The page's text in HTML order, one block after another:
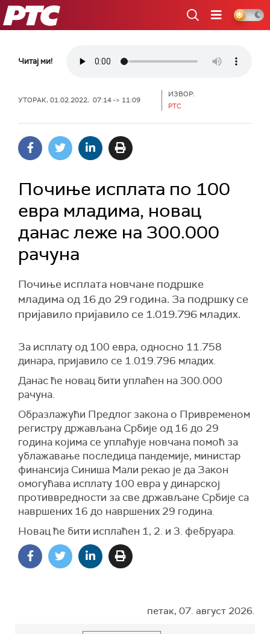
РТС
Читај ми!
УТОРАК, 01.02.2022, 07:14 -> 11:09
ИЗВОР:
РТС
Почиње исплата по 100
евра младима, новац
данас леже на 300.000
рачуна
Почиње исплата новчане подршке
младима од 16 до 29 година. За подршку се
пријавило пријавило се 1.019.796 младих.
За исплату од 100 евра, односно 11.758
динара, пријавило се 1.019.796 младих.
Данас ће новац бити уплаћен на 300.000
рачуна.
Образлажући Предлог закона о Привременом
регистру држављана Србије од 16 до 29
година којима се уплаћује новчана помоћ за
ублажавање последица пандемије, министар
финансија Синиша Мали рекао је да Закон
омогућава исплату 100 евра у динарској
противвредности за све држављане Србије са
навршених 16 до навршених 29 година.
Новац ће бити исплаћен 1, 2. и 3. фебруара.
петак, 07. август 2026.